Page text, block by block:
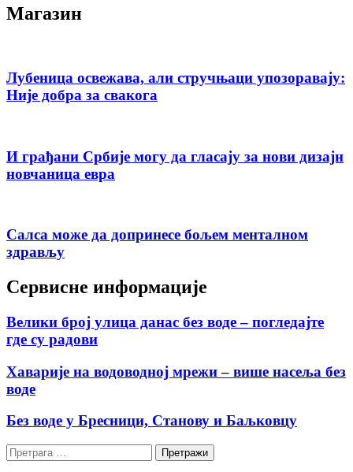
Магазин
Лубеница освежава, али стручњаци упозоравају:
Није добра за свакога
И грађани Србије могу да гласају за нови дизајн
новчаница евра
Салса може да допринесе бољем менталном
здрављу
Сервисне информације
Велики број улица данас без воде – погледајте
где су радови
Хаварије на водоводној мрежи – више насеља без
воде
Без воде у Бресници, Станову и Баљковцу
Претрага
за: